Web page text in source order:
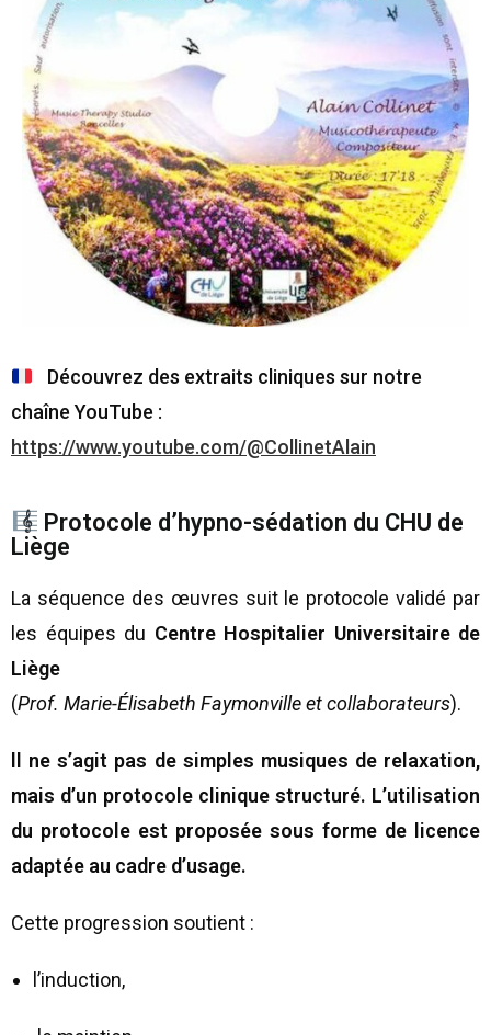
Découvrez des extraits cliniques sur notre
chaîne YouTube :
https://www.youtube.com/@CollinetAlain
Protocole d’hypno-sédation du CHU de
Liège
La séquence des œuvres suit le protocole validé par
les équipes du Centre Hospitalier Universitaire de
Liège
(Prof. Marie-Élisabeth Faymonville et collaborateurs).
ll ne s’agit pas de simples musiques de relaxation,
mais d’un protocole clinique structuré. L’utilisation
du protocole est proposée sous forme de licence
adaptée au cadre d’usage.
Cette progression soutient :
l’induction,